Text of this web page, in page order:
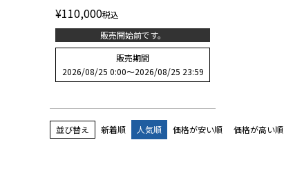
¥110,000税込
販売開始前です。
販売期間
2026/08/25 0:00〜2026/08/25 23:59
並び替え 新着順 人気順 価格が安い順 価格が高い順